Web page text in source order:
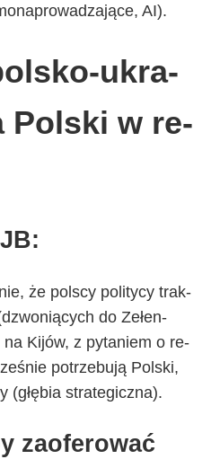
AI).
ukra­
Pol­ski w re­
że pol­scy po­li­ty­cy trak­
do Ze­łen­
Ki­jów, z py­ta­niem o re­
po­trze­bu­ją Pol­ski,
(głę­bia stra­te­gicz­na).
za­ofe­ro­wać